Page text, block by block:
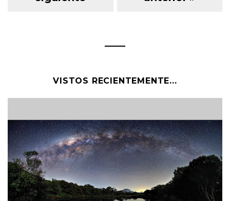
VISTOS RECIENTEMENTE...